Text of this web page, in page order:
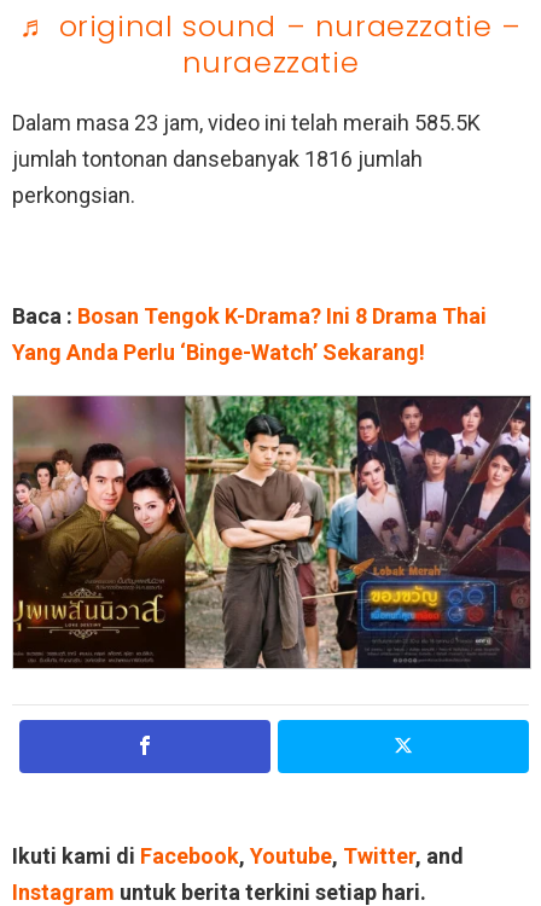
♬ original sound – nuraezzatie –
nuraezzatie
Dalam masa 23 jam, video ini telah meraih 585.5K
jumlah tontonan dansebanyak 1816 jumlah
perkongsian.
Baca : Bosan Tengok K-Drama? Ini 8 Drama Thai
Yang Anda Perlu ‘Binge-Watch’ Sekarang!
Ikuti kami di Facebook, Youtube, Twitter, and
Instagram untuk berita terkini setiap hari.